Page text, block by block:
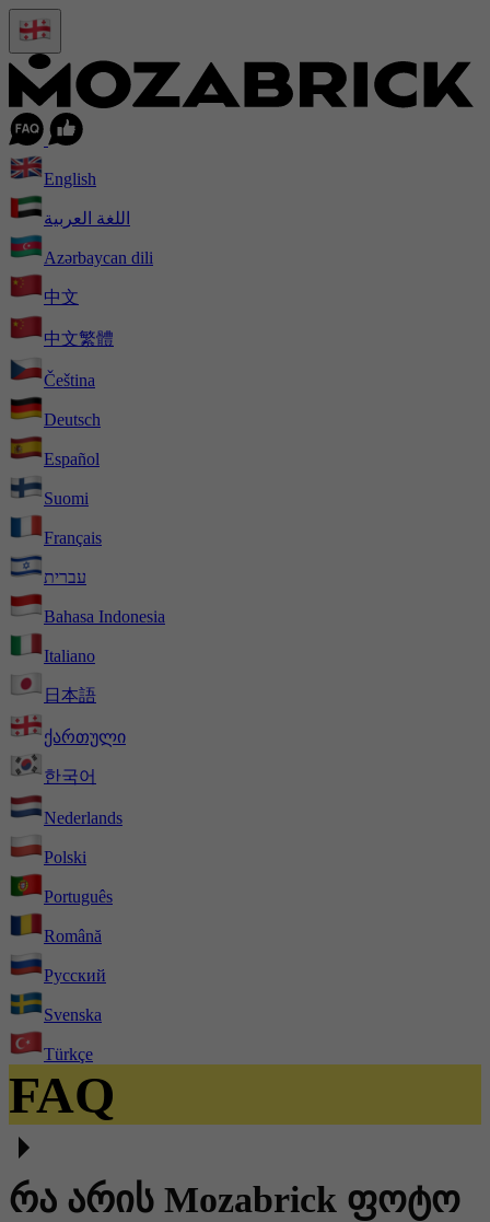
English
اللغة العربية
Azərbaycan dili
中文
中文繁體
Čeština
Deutsch
Español
Suomi
Français
עברית
Bahasa Indonesia
Italiano
日本語
ქართული
한국어
Nederlands
Polski
Português
Română
Русский
Svenska
Türkçe
FAQ
რა არის Mozabrick ფოტო